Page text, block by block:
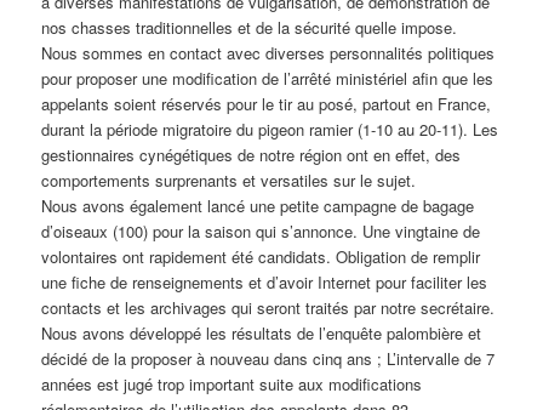
nos chasses traditionnelles et de la sécurité quelle impose.
Nous sommes en contact avec diverses personnalités politiques
pour proposer une modification de l’arrêté ministériel afin que les
appelants soient réservés pour le tir au posé, partout en France,
durant la période migratoire du pigeon ramier (1-10 au 20-11). Les
gestionnaires cynégétiques de notre région ont en effet, des
comportements surprenants et versatiles sur le sujet.
Nous avons également lancé une petite campagne de bagage
d’oiseaux (100) pour la saison qui s’annonce. Une vingtaine de
volontaires ont rapidement été candidats. Obligation de remplir
une fiche de renseignements et d’avoir Internet pour faciliter les
contacts et les archivages qui seront traités par notre secrétaire.
Nous avons développé les résultats de l’enquête palombière et
décidé de la proposer à nouveau dans cinq ans ; L’intervalle de 7
années est jugé trop important suite aux modifications